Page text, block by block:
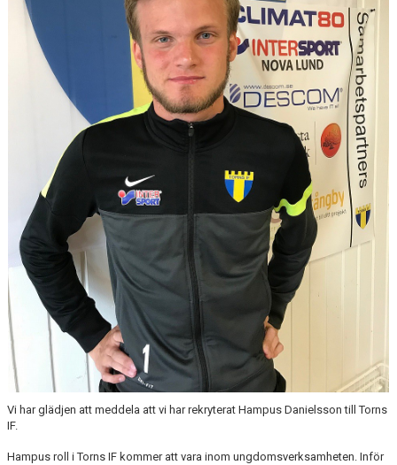
WEBBSHOP
Vi har glädjen att meddela att vi har rekryterat Hampus Danielsson till Torns
IF.
Hampus roll i Torns IF kommer att vara inom ungdomsverksamheten. Inför